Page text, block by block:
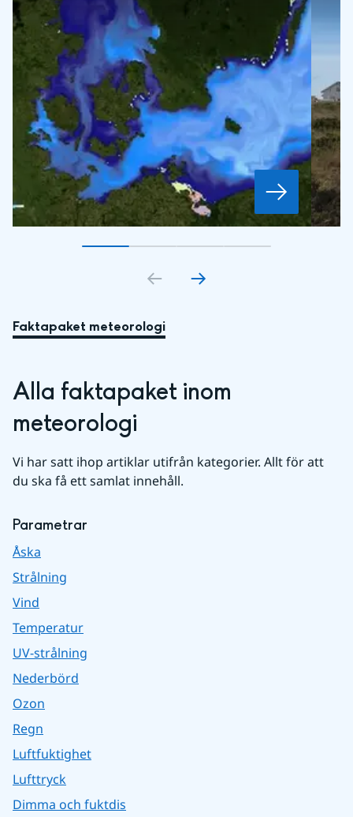
Gå till bildkort1
Gå till bildkort2
Gå till bildkort3
Gå till bildkort
Faktapaket meteorologi
Alla faktapaket inom
meteorologi
Vi har satt ihop artiklar utifrån kategorier. Allt för att
du ska få ett samlat innehåll.
Parametrar
Åska
Strålning
Vind
Temperatur
UV-strålning
Nederbörd
Ozon
Regn
Luftfuktighet
Lufttryck
Dimma och fuktdis